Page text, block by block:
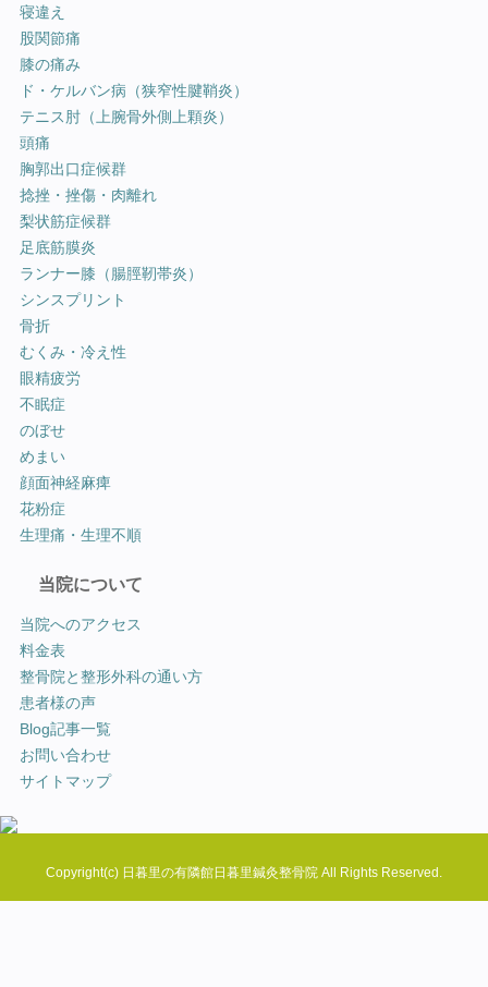
寝違え
股関節痛
膝の痛み
ド・ケルバン病（狭窄性腱鞘炎）
テニス肘（上腕骨外側上顆炎）
頭痛
胸郭出口症候群
捻挫・挫傷・肉離れ
梨状筋症候群
足底筋膜炎
ランナー膝（腸脛靭帯炎）
シンスプリント
骨折
むくみ・冷え性
眼精疲労
不眠症
のぼせ
めまい
顔面神経麻痺
花粉症
生理痛・生理不順
当院について
当院へのアクセス
料金表
整骨院と整形外科の通い方
患者様の声
Blog記事一覧
お問い合わせ
サイトマップ
Copyright(c) 日暮里の有隣館日暮里鍼灸整骨院 All Rights Reserved.